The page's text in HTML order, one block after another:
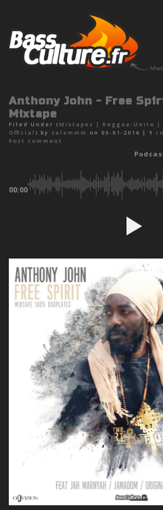
Anthony John - Free
Mixtape
Filed Under ( Mixtapes | Reggae-Unite |
Official ) by zalemmm on 05-01-2016 | 1
Post comment
00:00